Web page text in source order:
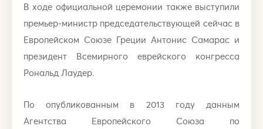
В ходе официальной церемонии также выступили
премьер-министр председательствующей сейчас в
Европейском Союзе Греции Антонис Самарас и
президент Всемирного еврейского конгресса
Рональд Лаудер.
По опубликованным в 2013 году данным
Агентства Европейского Союза по